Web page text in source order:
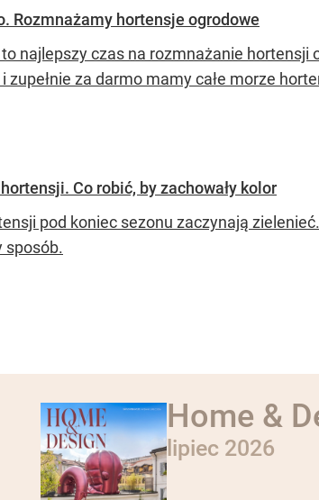
Rozmnażamy hortensje ogrodowe
najlepszy czas na rozmnażanie
zupełnie za darmo mamy całe morze
Co robić, by zachowały kolor
pod koniec sezonu zaczynają
sposób.
Home &
lipiec 2026